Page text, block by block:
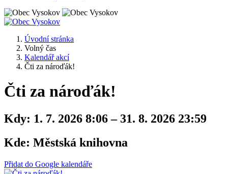
Úvodní stránka
Volný čas
Kalendář akcí
Čti za nároďák!
Čti za nároďák!
Kdy: 1. 7. 2026 8:06 – 31. 8. 2026 23:59
Kde: Městská knihovna
Přidat do Google kalendáře